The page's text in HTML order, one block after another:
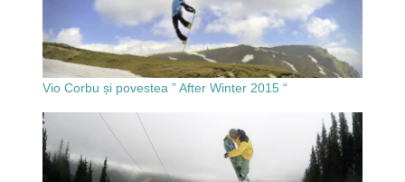
Vio Corbu și povestea ” After Winter 2015 “